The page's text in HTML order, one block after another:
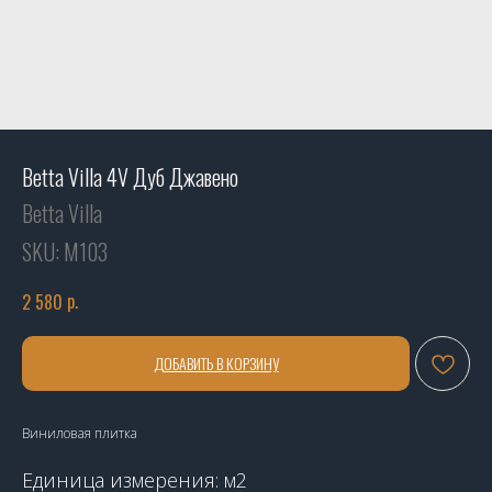
Betta Villa 4V Дуб Джавено
Betta Villa
SKU: М103
2 580 р.
ДОБАВИТЬ В КОРЗИНУ
Виниловая плитка
Единица измерения: м2